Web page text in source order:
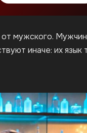
мужского.
иначе: их язык